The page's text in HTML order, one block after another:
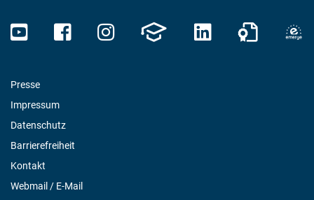
Presse
Impressum
Datenschutz
Barrierefreiheit
Kontakt
Webmail / E-Mail